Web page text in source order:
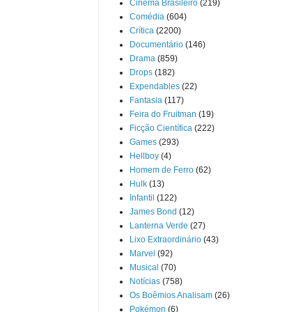
Cinema Brasileiro (219)
Comédia (604)
Crítica (2200)
Documentário (146)
Drama (859)
Drops (182)
Expendables (22)
Fantasia (117)
Feira do Fruitman (19)
Ficção Científica (222)
Games (293)
Hellboy (4)
Homem de Ferro (62)
Hulk (13)
Infantil (122)
James Bond (12)
Lanterna Verde (27)
Lixo Extraordinário (43)
Marvel (92)
Musical (70)
Notícias (758)
Os Boêmios Analisam (26)
Pokémon (6)